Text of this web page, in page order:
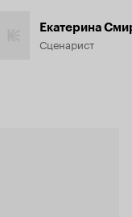
Екатерина
Сценарист